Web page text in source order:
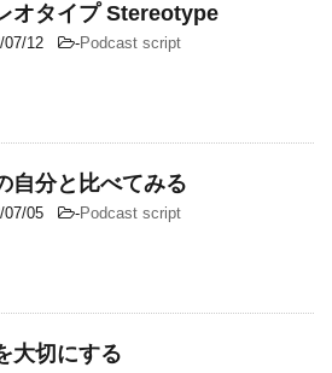
オタイプ Stereotype
07/12 -Podcast script
自分と比べてみる
07/05 -Podcast script
大切にする